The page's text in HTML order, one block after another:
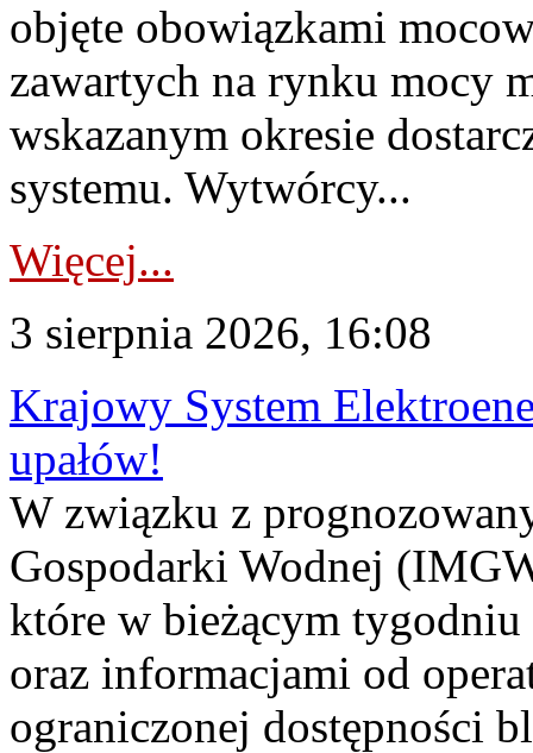
objęte obowiązkami
zawartych na rynku mocy
wskazanym okresie
systemu. Wytwórcy...
Więcej...
3 sierpnia 2026, 16:08
Krajowy System
upałów!
W związku z
Gospodarki Wodnej
które w bieżącym tygodniu
oraz informacjami od
ograniczonej dostępności